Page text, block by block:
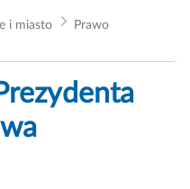
i miasto
Prawo